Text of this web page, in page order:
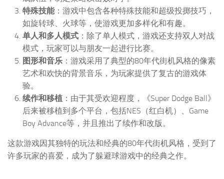
特殊技能：游戏中包含各种特殊技能和超级投掷技巧，
如旋转球、火球等，使游戏更加多样化和有趣。
单人和多人模式 ：除了单人模式，游戏还支持双人对战
模式，玩家可以与朋友一起进行比赛。
图形和音乐 ：游戏采用了典型的80年代街机风格的像素
艺术和欢快的背景音乐，为玩家提供了复古的游戏体
验。
续作和移植 ：由于其受欢迎程度，《Super Dodge Ball》
后来被移植到多个平台，包括NES（红白机）、Game
Boy Advance等，并且推出了续作和改版。
这款游戏因其独特的玩法和经典的80年代街机风格，受到了
许多玩家的喜爱，成为了躲避球游戏中的经典之作。